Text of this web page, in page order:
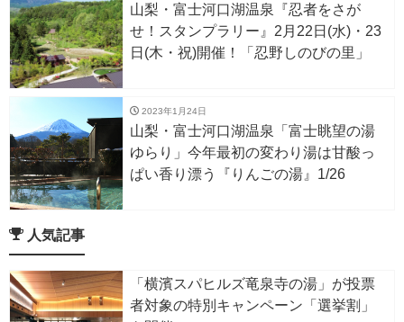
山梨・富士河口湖温泉『忍者をさが
せ！スタンプラリー』2月22日(水)・23
日(木・祝)開催！「忍野しのびの里」
2023年1月24日
山梨・富士河口湖温泉「富士眺望の湯
ゆらり」今年最初の変わり湯は甘酸っ
ぱい香り漂う『りんごの湯』1/26
人気記事
「横濱スパヒルズ竜泉寺の湯」が投票
者対象の特別キャンペーン「選挙割」